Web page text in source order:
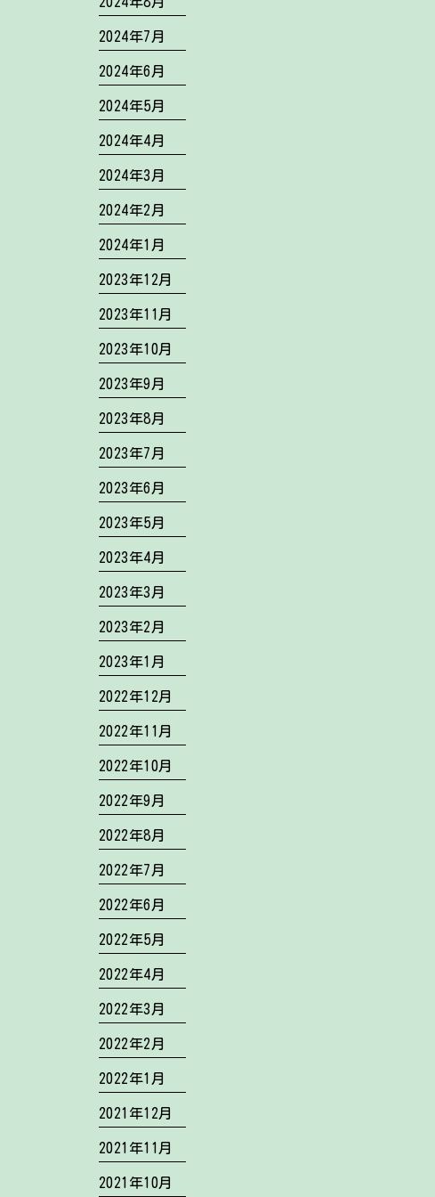
2024年7月
2024年6月
2024年5月
2024年4月
2024年3月
2024年2月
2024年1月
2023年12月
2023年11月
2023年10月
2023年9月
2023年8月
2023年7月
2023年6月
2023年5月
2023年4月
2023年3月
2023年2月
2023年1月
2022年12月
2022年11月
2022年10月
2022年9月
2022年8月
2022年7月
2022年6月
2022年5月
2022年4月
2022年3月
2022年2月
2022年1月
2021年12月
2021年11月
2021年10月